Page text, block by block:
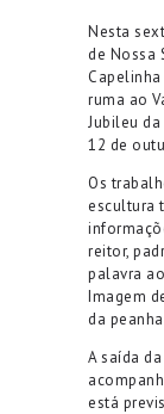
Nesta
de Nossa
ruma ao
Jubileu
12 de
Os
escultura
reitor,
palavra
Imagem
da
A saída
está